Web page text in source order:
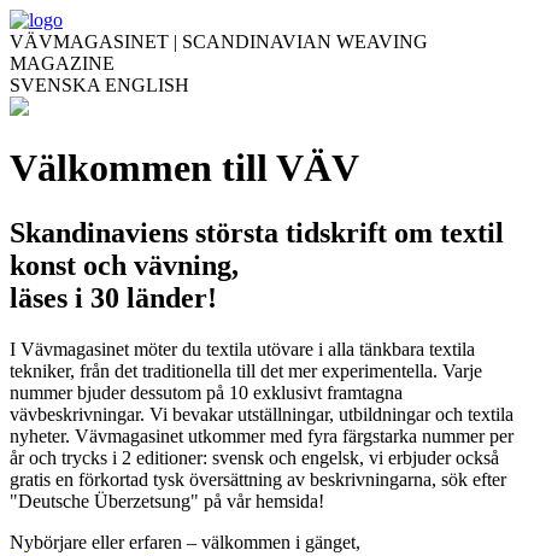
VÄVMAGASINET | SCANDINAVIAN WEAVING
MAGAZINE
SVENSKA ENGLISH
Välkommen till VÄV
Skandinaviens största tidskrift om textil
konst och vävning,
läses i 30 länder!
I Vävmagasinet möter du textila utövare i alla tänkbara textila
tekniker, från det traditionella till det mer experimentella. Varje
nummer bjuder dessutom på 10 exklusivt framtagna
vävbeskrivningar. Vi bevakar utställningar, utbildningar och textila
nyheter. Vävmagasinet utkommer med fyra färgstarka nummer per
år och trycks i 2 editioner: svensk och engelsk, vi erbjuder också
gratis en förkortad tysk översättning av beskrivningarna, sök efter
"Deutsche Überzetsung" på vår hemsida!
Nybörjare eller erfaren – välkommen i gänget,